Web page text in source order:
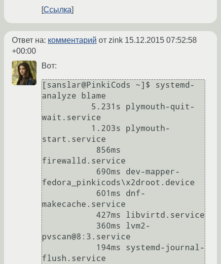
Ссылка
Ответ на: комментарий от zink 15.12.2015 07:52:58
+00:00
Вот:
[sanslar@PinkiCods ~]$ systemd-
analyze blame
wait.service
start.service
firewalld.service
fedora_pinkicods\x2droot.device
makecache.service
pvscan@8:3.service
flush.service